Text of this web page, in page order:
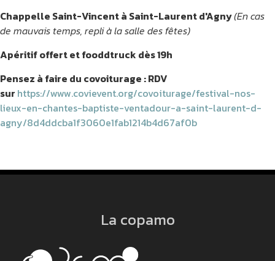
Chappelle Saint-Vincent à Saint-Laurent d'Agny(En cas
de mauvais temps, repli à la salle des fêtes)
Apéritif offert et fooddtruck dès 19h
Pensez à faire du covoiturage : RDV
sur https://www.covievent.org/covoiturage/festival-nos-
lieux-en-chantes-baptiste-ventadour-a-saint-laurent-d-
agny/8d4ddcba1f3060e1fab1214b4d67af0b
La copamo